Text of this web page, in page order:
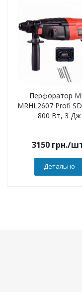
Перфоратор
MRHL2607 Profi
800 Вт, 3 Дж
3150грн./
Детально